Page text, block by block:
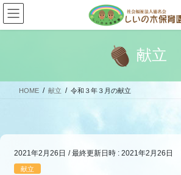
コ
ン
テ
ス
ナ
ビ
ゲ
ン
献立
HOME 献立 令和３年３月の献立
2021年2月26日 / 最終更新日時 : 2021年2月26日
献立